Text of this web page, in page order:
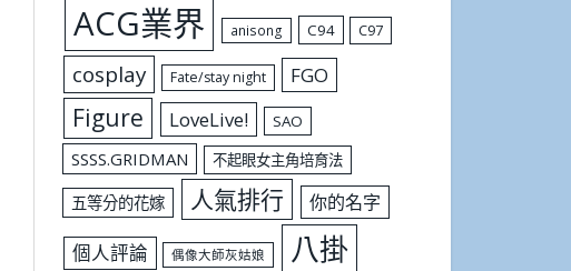
ACG業界 anisong C94 C97
cosplay Fate/stay night FGO
Figure LoveLive! SAO
SSSS.GRIDMAN 不起眼女主角培育法
五等分的花嫁 人氣排行 你的名字
個人評論 偶像大師灰姑娘 八掛